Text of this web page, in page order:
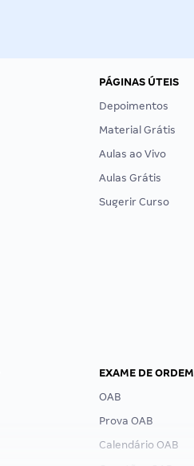
PÁGINAS ÚTEIS
Depoimentos
Material Grátis
Aulas ao Vivo
Aulas Grátis
Sugerir Curso
EXAME DE ORDEM
OAB
Prova OAB
Calendário OAB